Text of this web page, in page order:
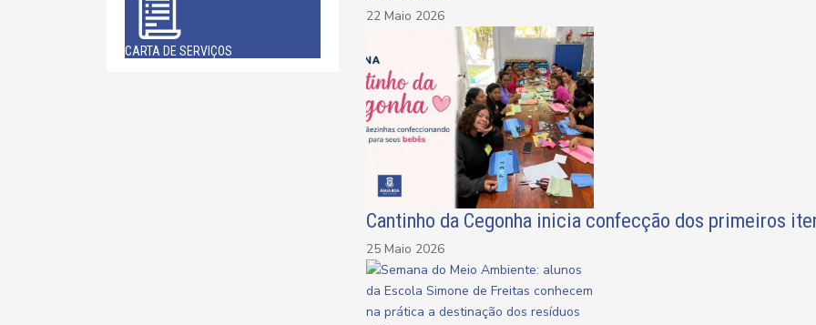
CARTA DE SERVIÇOS
22 Maio 2026
Cantinho da Cegonha inicia confecção dos primeiros
25 Maio 2026